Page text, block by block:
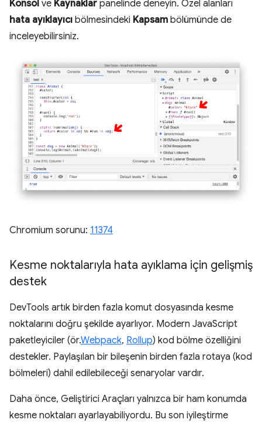
Konsol ve Kaynaklar panelinde deneyin. Özel alanları
hata ayıklayıcı bölmesindeki Kapsam bölümünde de
inceleyebilirsiniz.
Chromium sorunu: 11374
Kesme noktalarıyla hata ayıklama için gelişmiş
destek
DevTools artık birden fazla komut dosyasında kesme
noktalarını doğru şekilde ayarlıyor. Modern JavaScript
paketleyiciler (ör.Webpack, Rollup) kod bölme özelliğini
destekler. Paylaşılan bir bileşenin birden fazla rotaya (kod
bölmeleri) dahil edilebileceği senaryolar vardır.
Daha önce, Geliştirici Araçları yalnızca bir ham konumda
kesme noktaları ayarlayabiliyordu. Bu son iyileştirme